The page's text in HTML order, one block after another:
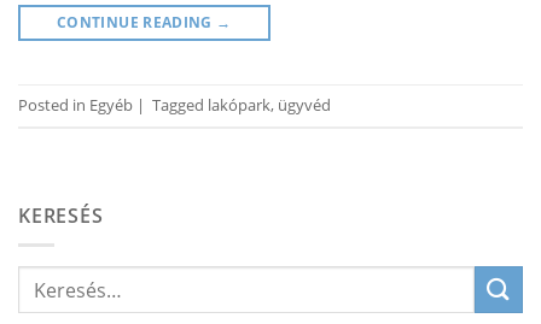
CONTINUE READING →
Posted in Egyéb | Tagged lakópark, ügyvéd
KERESÉS